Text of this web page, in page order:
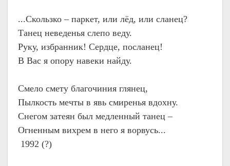
...Скользко – паркет, или лёд, или сланец?
Танец неведенья слепо веду.
Руку, избранник! Сердце, посланец!
В Вас я опору навеки найду.
Смело смету благочиния глянец,
Пылкость мечты в явь смиренья вдохну.
Снегом затеян был медленный танец –
Огненным вихрем в него я ворвусь...
1992 (?)